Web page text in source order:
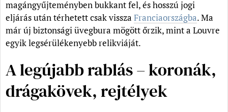
magángyűjteményben bukkant fel, és hosszú jogi
eljárás után térhetett csak vissza Franciaországba. Ma
már új biztonsági üvegbura mögött őrzik, mint a Louvre
egyik legsérülékenyebb relikviáját.
A legújabb rablás – koronák,
drágakövek, rejtélyek